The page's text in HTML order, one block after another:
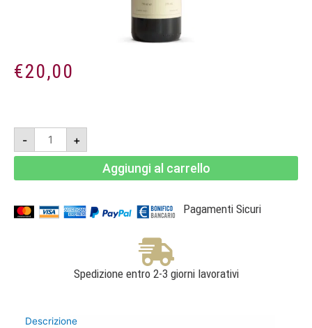
€20,00
-
Vigna
Alta
Alto
Mincio
Cigno
Podere
+
Aggiungi al carrello
Pagamenti Sicuri
Spedizione entro 2-3 giorni lavorativi
Descrizione